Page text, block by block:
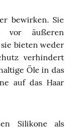
bewirken. Sie
äußeren
bieten weder
verhindert
Öle in das
auf das Haar
Silikone als